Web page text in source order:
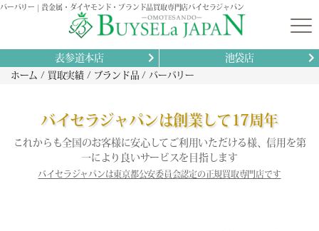
バーバリー | 貴金属・ダイヤモンド・ブランド品買取専門店バイセラジャパン
表参道本店 池袋店
ホーム 買取実績 ブランド品 バーバリー
バイセラジャパンは創業して17周年
これからも全国のお客様に安心してご利用いただける様、信用を第
一により良いサービスを目指します
バイセラジャパンは東京都公安委員会認定の正規買取専門店です